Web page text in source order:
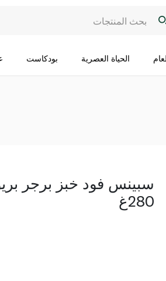
الحياة العصرية بودكاست
280غ